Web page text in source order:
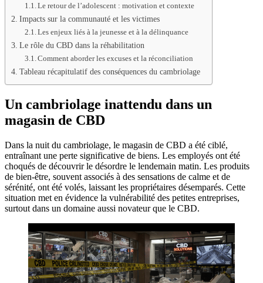
Le retour de l’adolescent : motivation et contexte
Impacts sur la communauté et les victimes
Les enjeux liés à la jeunesse et à la délinquance
Le rôle du CBD dans la réhabilitation
Comment aborder les excuses et la réconciliation
Tableau récapitulatif des conséquences du cambriolage
Un cambriolage inattendu dans un
magasin de CBD
Dans la nuit du cambriolage, le magasin de CBD a été ciblé,
entraînant une perte significative de biens. Les employés ont été
choqués de découvrir le désordre le lendemain matin. Les produits
de bien-être, souvent associés à des sensations de calme et de
sérénité, ont été volés, laissant les propriétaires désemparés. Cette
situation met en évidence la vulnérabilité des petites entreprises,
surtout dans un domaine aussi novateur que le CBD.